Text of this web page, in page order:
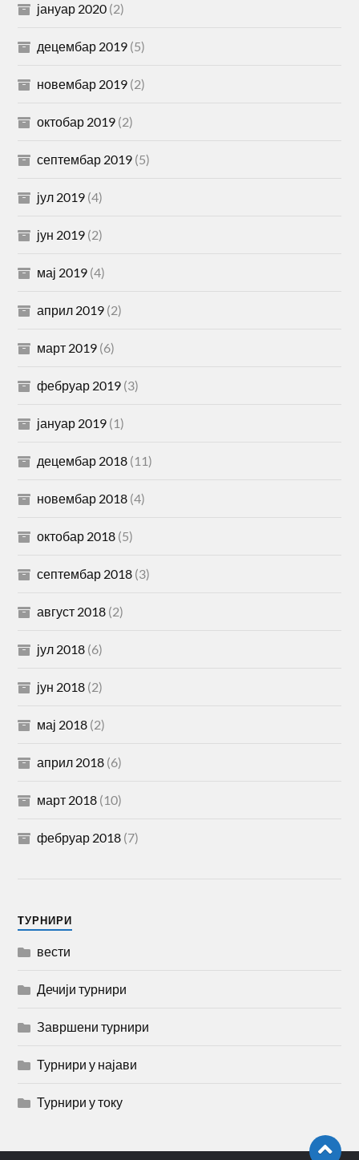
јануар 2020 (2)
децембар 2019 (5)
новембар 2019 (2)
октобар 2019 (2)
септембар 2019 (5)
јул 2019 (4)
јун 2019 (2)
мај 2019 (4)
април 2019 (2)
март 2019 (6)
фебруар 2019 (3)
јануар 2019 (1)
децембар 2018 (11)
новембар 2018 (4)
октобар 2018 (5)
септембар 2018 (3)
август 2018 (2)
јул 2018 (6)
јун 2018 (2)
мај 2018 (2)
април 2018 (6)
март 2018 (10)
фебруар 2018 (7)
TУРНИРИ
вести
Дечији турнири
Завршени турнири
Турнири у најави
Турнири у току